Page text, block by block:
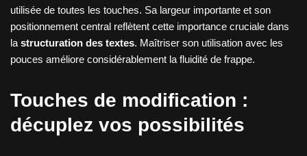
utilisée de toutes les touches. Sa largeur importante et son
positionnement central reflètent cette importance cruciale dans
la structuration des textes. Maîtriser son utilisation avec les
pouces améliore considérablement la fluidité de frappe.
Touches de modification :
décuplez vos possibilités